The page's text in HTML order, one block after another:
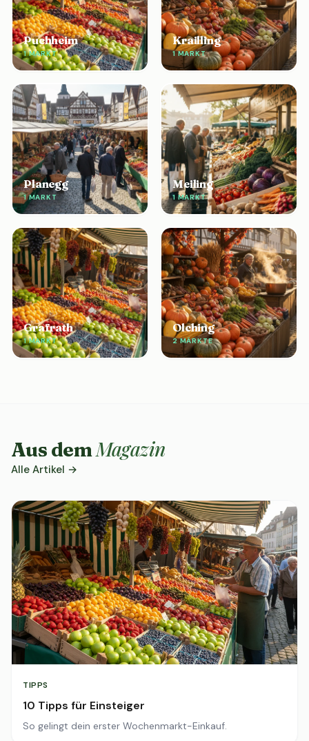
Puchheim
1 MARKT
Krailling
1 MARKT
Planegg
1 MARKT
Meiling
1 MARKT
Grafrath
1 MARKT
Olching
2 MÄRKTE
Aus demMagazin
Alle Artikel →
TIPPS
10 Tipps für Einsteiger
So gelingt dein erster Wochenmarkt-Einkauf.